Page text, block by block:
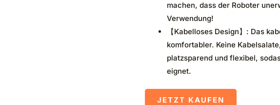
machen, dass der Roboter
Verwendung!
【Kabelloses Design】: Das
komfortabler. Keine
platzsparend und flexibel,
eignet.
JETZT KAUFEN